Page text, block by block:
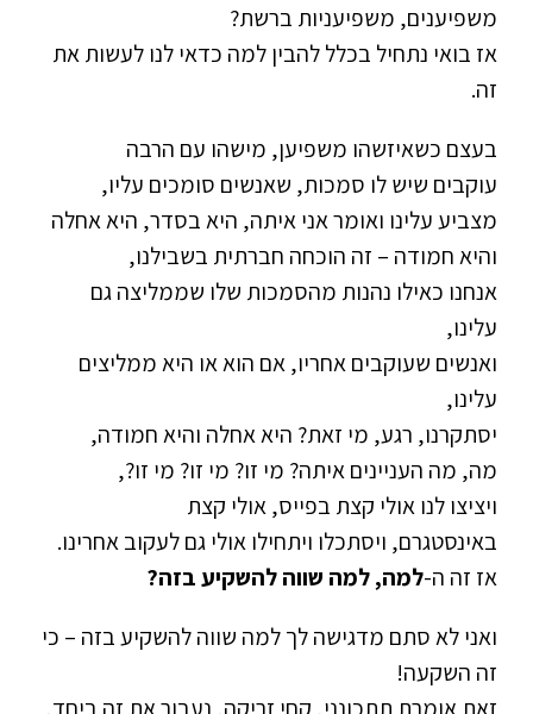
משפיענים, משפיעניות ברשת?
אז בואי נתחיל בכלל להבין למה כדאי לנו לעשות את
זה.
בעצם כשאיזשהו משפיען, מישהו עם הרבה
עוקבים שיש לו סמכות, שאנשים סומכים עליו,
מצביע עלינו ואומר אני איתה, היא בסדר, היא אחלה
והיא חמודה – זה הוכחה חברתית בשבילנו,
אנחנו כאילו נהנות מהסמכות שלו שממליצה גם
עלינו,
ואנשים שעוקבים אחריו, אם הוא או היא ממליצים
עלינו,
יסתקרנו, רגע, מי זאת? היא אחלה והיא חמודה,
מה, מה העניינים איתה? מי זו? מי זו? מי זו?,
ויציצו לנו אולי קצת בפייס, אולי קצת
באינסטגרם, ויסתכלו ויתחילו אולי גם לעקוב אחרינו.
אז זה ה-למה, למה שווה להשקיע בזה?
ואני לא סתם מדגישה לך למה שווה להשקיע בזה – כי
זה השקעה!